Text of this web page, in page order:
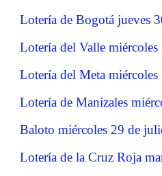
Lotería de Bogotá jueves
Lotería del Valle
Lotería del Meta
Lotería de Manizales
Baloto miércoles 29 de
Lotería de la Cruz Roja